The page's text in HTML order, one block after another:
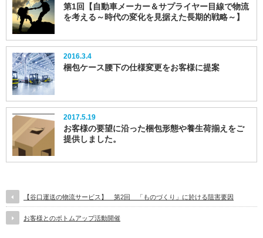
第1回【自動車メーカー＆サプライヤー目線で物流
を考える～時代の変化を見据えた長期的戦略～】
2016.3.4
梱包ケース腰下の仕様変更をお客様に提案
2017.5.19
お客様の要望に沿った梱包形態や養生荷揃えをご
提供しました。
【谷口運送の物流サービス】 第2回 「ものづくり」に於ける阻害要因
お客様とのボトムアップ活動開催